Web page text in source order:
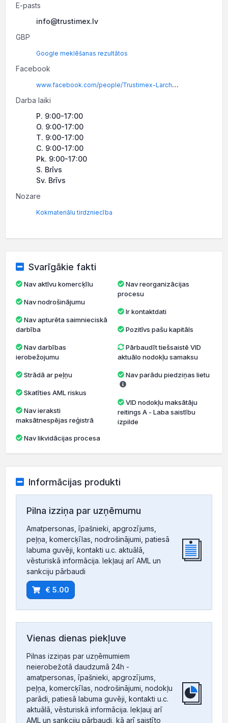
E-pasts
info@trustimex.lv
GBP
Google meklēšanas rezultātos
Facebook
www.facebook.com/people/Trustimex-Larch-and-spruce-products/100044100547972/
Darba laiki
P. 9:00-17:00
O. 9:00-17:00
T. 9:00-17:00
C. 9:00-17:00
Pk. 9:00-17:00
S. Brīvs
Sv. Brīvs
Nozare
Kokmateriālu tirdzniecība
Svarīgākie fakti
Nav aktīvu komercķīlu
Nav nodrošinājumu
darbība
ierobežojumu
Strādā ar peļņu
Skatīties AML riskus
maksātnespējas reģistrā
Nav likvidācijas procesa
Nav reorganizācijas
procesu
Ir kontaktdati
Pozitīvs pašu kapitāls
Pārbaudīt tiešsaistē VID
aktuālo nodokļu samaksu
Nav parādu piedziņas lietu
VID nodokļu maksātāju
reitings A - Laba saistību
izpilde
Informācijas produkti
Pilna izziņa par uzņēmumu
Amatpersonas, īpašnieki, apgrozījums,
peļņa, komercķīlas, nodrošinājumi, patiesā
labuma guvēji, kontakti u.c. aktuālā,
vēsturiskā informācija. Iekļauj arī AML un
sankciju pārbaudi
€ 5.00
Vienas dienas piekļuve
Pilnas izziņas par uzņēmumiem
neierobežotā daudzumā 24h -
amatpersonas, īpašnieki, apgrozījums,
peļņa, komercķīlas, nodrošinājumi, nodokļu
parādi, patiesā labuma guvēji, kontakti u.c.
aktuālā, vēsturiskā informācija. Iekļauj arī
AML un sankciju pārbaudi, kā arī saistīto